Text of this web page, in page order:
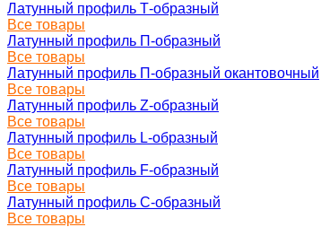
Латунный профиль Т-образный
Все товары
Латунный профиль П-образный
Все товары
Латунный профиль П-образный окантовочный
Все товары
Латунный профиль Z-образный
Все товары
Латунный профиль L-образный
Все товары
Латунный профиль F-образный
Все товары
Латунный профиль C-образный
Все товары